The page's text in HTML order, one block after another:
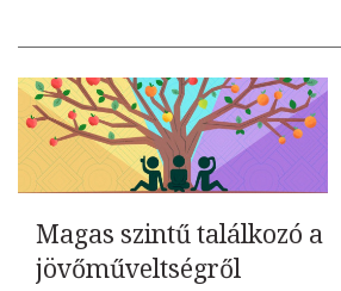
Magas szintű találkozó a
jövőműveltségről